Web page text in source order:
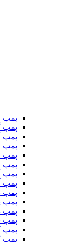
پمپ
پمپ
پمپ
پمپ
پمپ
پمپ
پمپ
پمپ
پمپ
پمپ
پمپ
پمپ
پمپ
پمپ